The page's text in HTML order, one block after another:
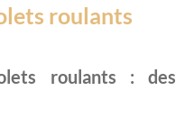
roulants
roulants : des